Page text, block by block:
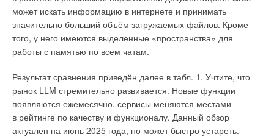
может искать информацию в интернете и принимать
значительно больший объём загружаемых файлов. Кроме
того, у него имеются выделенные «пространства» для
работы с памятью по всем чатам.
Результат сравнения приведён далее в табл. 1. Учтите, что
рынок LLM стремительно развивается. Новые функции
появляются ежемесячно, сервисы меняются местами
в рейтинге по качеству и функционалу. Данный обзор
актуален на июнь 2025 года, но может быстро устареть.
Создание акведуков осуществлялось с использованием
Материалами служили кирпич, обожжённая глина,
известковый раствор и камень. Трубы из свинца (где это
было возможно) использовали для коротких переходов либо
разветвлений. Особое внимание уделяли герметизации